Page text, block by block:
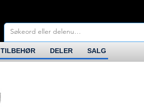
TILBEHØR DELER SALG